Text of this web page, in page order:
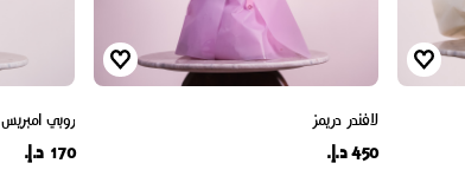
لافندر دريمز
450 د.إ.
روبي امبريس
170 د.إ.